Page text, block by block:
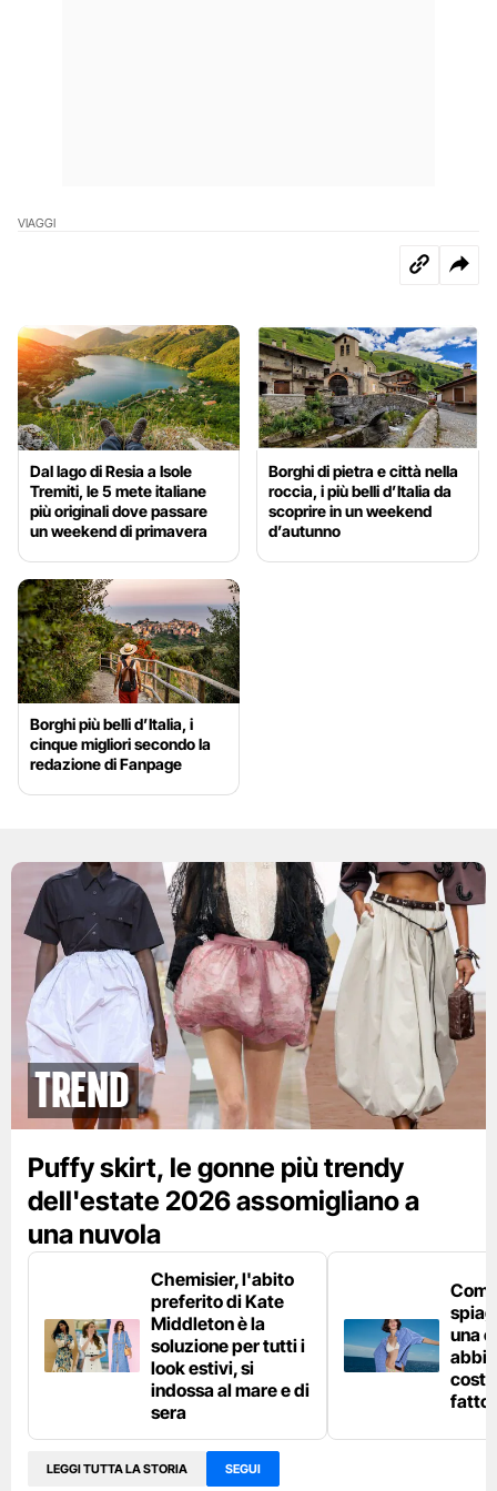
VIAGGI
Dal lago di Resia a Isole
Tremiti, le 5 mete italiane
più originali dove passare
un weekend di primavera
Borghi di pietra e città nella
roccia, i più belli d’Italia da
scoprire in un weekend
d’autunno
Borghi più belli d’Italia, i
cinque migliori secondo la
redazione di Fanpage
Trend
Puffy skirt, le gonne più trendy
dell'estate 2026 assomigliano a
una nuvola
Chemisier, l'abito
preferito di Kate
Middleton è la
soluzione per tutti i
look estivi, si
indossa al mare e di
sera
una
fatto
LEGGI TUTTA LA STORIA SEGUI